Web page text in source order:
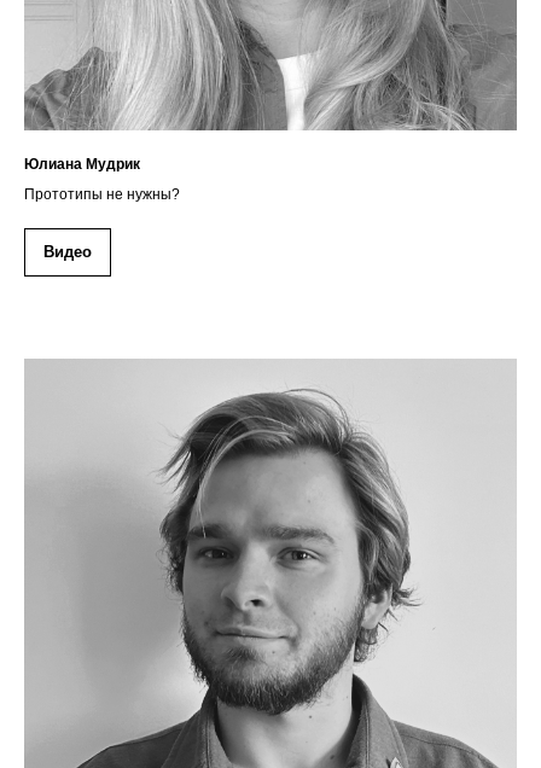
Юлиана Мудрик
Прототипы не нужны?
Видео